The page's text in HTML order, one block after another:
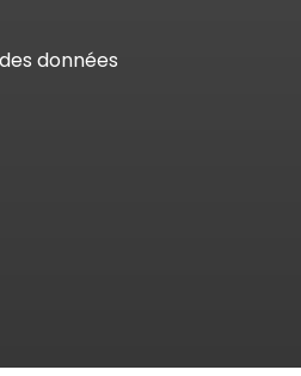
données